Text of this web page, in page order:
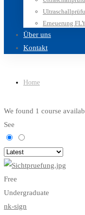
Erneuerung
Über uns
Kontakt
Home
We found 1 course
See
Free
Undergraduate
nk-sign